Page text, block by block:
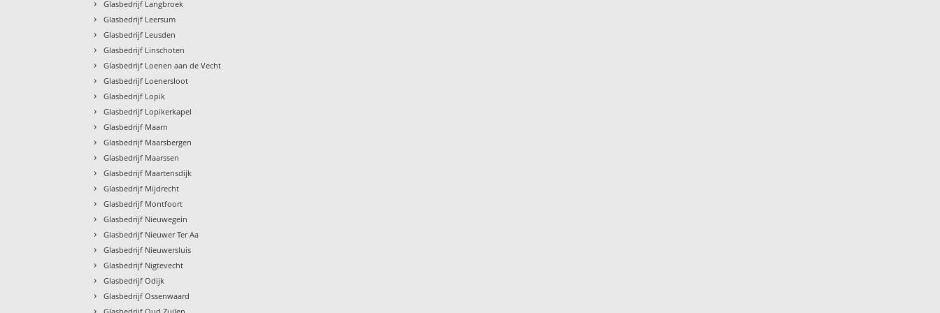
› Glasbedrijf Langbroek
› Glasbedrijf Leersum
› Glasbedrijf Leusden
› Glasbedrijf Linschoten
› Glasbedrijf Loenen aan de Vecht
› Glasbedrijf Loenersloot
› Glasbedrijf Lopik
› Glasbedrijf Lopikerkapel
› Glasbedrijf Maarn
› Glasbedrijf Maarsbergen
› Glasbedrijf Maarssen
› Glasbedrijf Maartensdijk
› Glasbedrijf Mijdrecht
› Glasbedrijf Montfoort
› Glasbedrijf Nieuwegein
› Glasbedrijf Nieuwer Ter Aa
› Glasbedrijf Nieuwersluis
› Glasbedrijf Nigtevecht
› Glasbedrijf Odijk
› Glasbedrijf Ossenwaard
›